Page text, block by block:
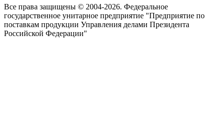
Все права защищены © 2004-2026. Федеральное
государственное унитарное предприятие "Предприятие по
поставкам продукции Управления делами Президента
Российской Федерации"